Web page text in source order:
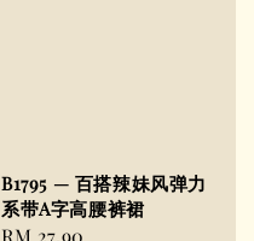
B1795 — 百搭辣妹风弹力
系带A字高腰裤裙
Regular
RM 27.90